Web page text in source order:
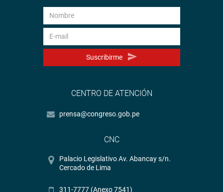
Suscribirme
CENTRO DE ATENCIÓN
prensa@congreso.gob.pe
CNC
Palacio Legislativo Av. Abancay s/n.
Cercado de Lima
311-7777 (Anexo 7541)